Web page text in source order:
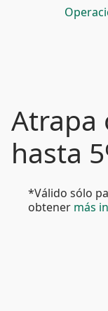
Atrapa
hasta
*Válido sólo
obtener más